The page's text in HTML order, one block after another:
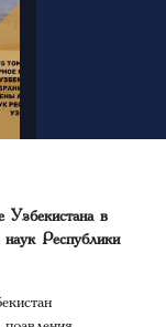
Узбекистана в
Республики